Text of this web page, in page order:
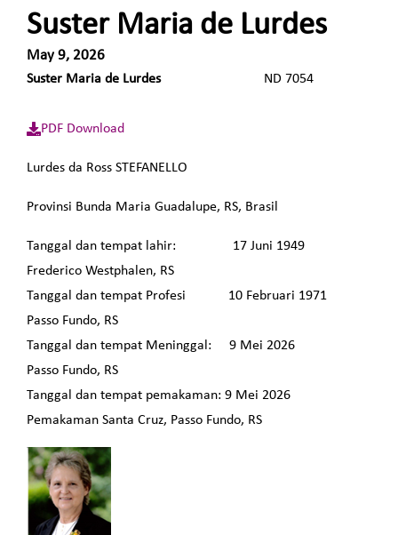
Suster Maria de Lurdes
May 9, 2026
Suster Maria de LurdesND 7054
PDF Download
Lurdes da Ross STEFANELLO
Provinsi Bunda Maria Guadalupe, RS, Brasil
Tanggal dan tempat lahir: 17 Juni 1949
Frederico Westphalen, RS
Tanggal dan tempat Profesi 10 Februari 1971
Passo Fundo, RS
Tanggal dan tempat Meninggal: 9 Mei 2026
Passo Fundo, RS
Tanggal dan tempat pemakaman: 9 Mei 2026
Pemakaman Santa Cruz, Passo Fundo, RS